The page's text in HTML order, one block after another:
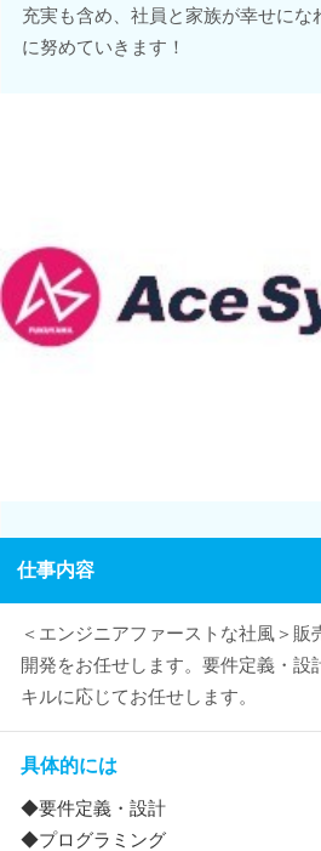
充実も含め、社員と家族が幸せにな
に努めていきます！
仕事内容
＜エンジニアファーストな社風＞
開発をお任せします。要件定義・設
キルに応じてお任せします。
具体的には
◆要件定義・設計
◆プログラミング